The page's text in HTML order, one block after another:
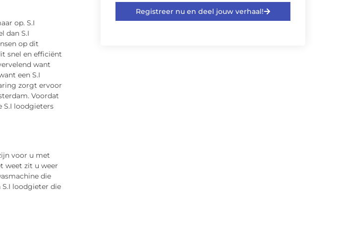
op. S.I
dan S.I
op dit
snel en efficiënt
want
een S.I
zorgt ervoor
Voordat
S.I loodgieters
voor u met
weet zit u weer
die
S.I loodgieter die
Registreer nu en deel jouw verhaal!